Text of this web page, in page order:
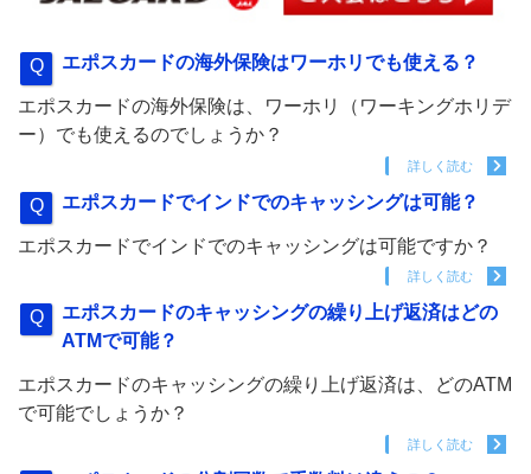
エポスカードの海外保険はワーホリでも使える？
エポスカードの海外保険は、ワーホリ（ワーキングホリデ
ー）でも使えるのでしょうか？
詳しく読む
エポスカードでインドでのキャッシングは可能？
エポスカードでインドでのキャッシングは可能ですか？
詳しく読む
エポスカードのキャッシングの繰り上げ返済はどの
ATMで可能？
エポスカードのキャッシングの繰り上げ返済は、どのATM
で可能でしょうか？
詳しく読む